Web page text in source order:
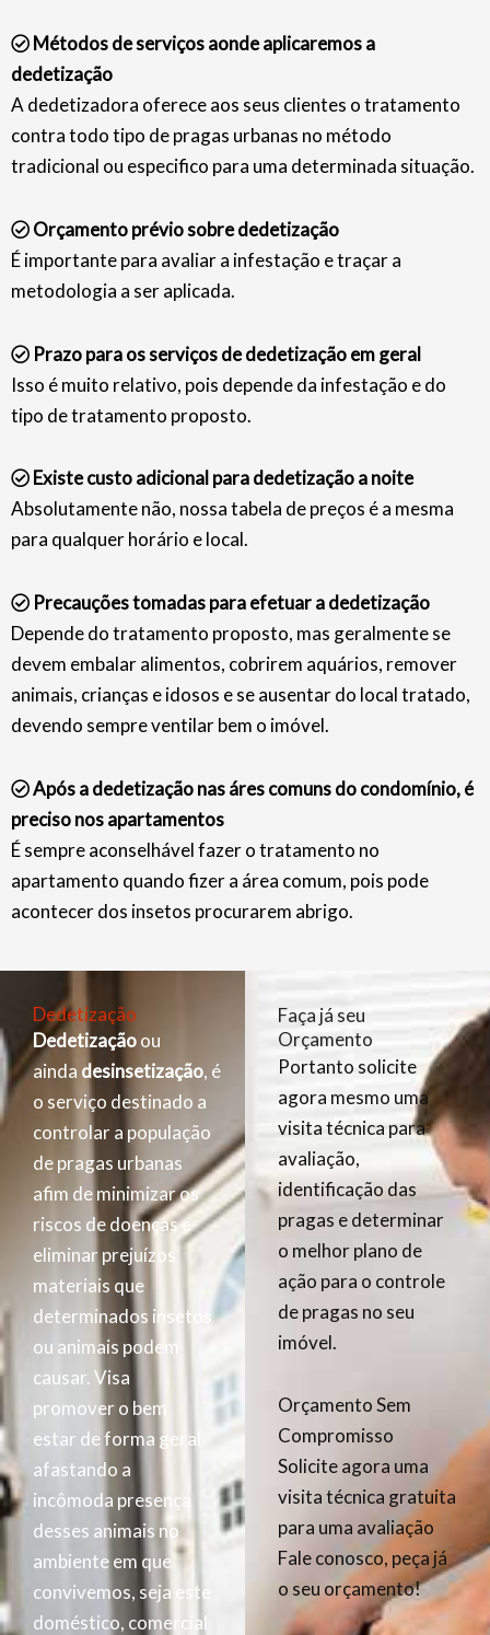
Métodos de serviços aonde aplicaremos a
dedetização
A dedetizadora oferece aos seus clientes o tratamento
contra todo tipo de pragas urbanas no método
tradicional ou especifico para uma determinada situação.
Orçamento prévio sobre dedetização
É importante para avaliar a infestação e traçar a
metodologia a ser aplicada.
Prazo para os serviços de dedetização em geral
Isso é muito relativo, pois depende da infestação e do
tipo de tratamento proposto.
Existe custo adicional para dedetização a noite
Absolutamente não, nossa tabela de preços é a mesma
para qualquer horário e local.
Precauções tomadas para efetuar a dedetização
Depende do tratamento proposto, mas geralmente se
devem embalar alimentos, cobrirem aquários, remover
animais, crianças e idosos e se ausentar do local tratado,
devendo sempre ventilar bem o imóvel.
Após a dedetização nas áres comuns do condomínio, é
preciso nos apartamentos
É sempre aconselhável fazer o tratamento no
apartamento quando fizer a área comum, pois pode
acontecer dos insetos procurarem abrigo.
Dedetização
Dedetizaçãoou
ainda desinsetização, é
o serviço destinado a
controlar a população
de pragas urbanas
afim de minimizar os
riscos de doenças e
eliminar prejuízos
materiais que
determinados insetos
ou animais podem
causar. Visa
promover o bem
estar de forma geral
afastando a
incômoda presença
desses animais no
ambiente em que
convivemos, seja este
doméstico, comercial
Faça já seu
Orçamento
Portanto solicite
agora mesmo uma
visita técnica para
avaliação,
identificação das
pragas e determinar
o melhor plano de
ação para o controle
de pragas no seu
imóvel.
Orçamento Sem
Compromisso
Solicite agora uma
visita técnica gratuita
para uma avaliação
Fale conosco, peça já
o seu orçamento!